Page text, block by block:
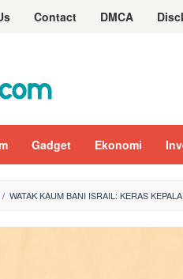
Contact DMCA
Gadget Ekonomi
/ WATAK KAUM BANI ISRAIL: KERAS